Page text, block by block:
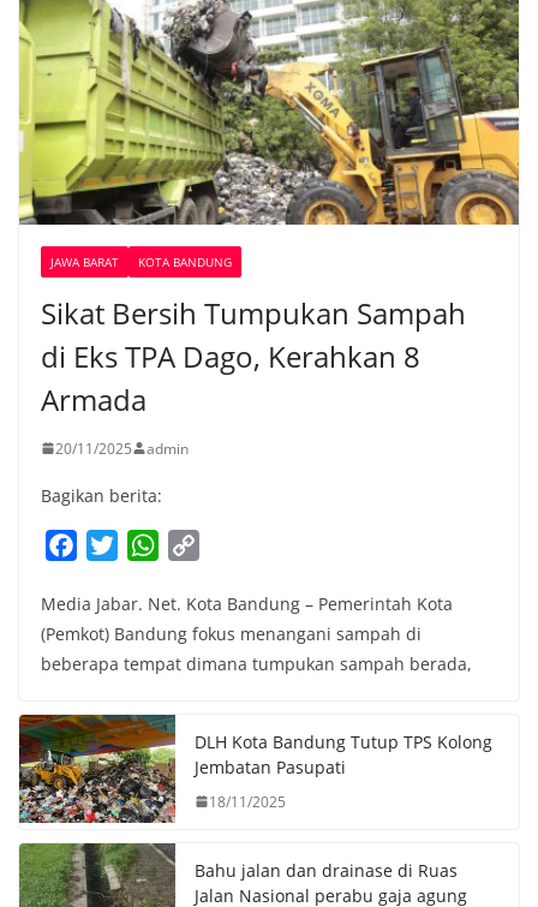
JAWA BARAT KOTA BANDUNG
Sikat Bersih Tumpukan Sampah
di Eks TPA Dago, Kerahkan 8
Armada
20/11/2025 admin
Bagikan berita:
c
e
b
o
k
i
t
t
r
W
a
t
s
p
p
p
y
L
n
k
Media Jabar. Net. Kota Bandung – Pemerintah Kota
(Pemkot) Bandung fokus menangani sampah di
beberapa tempat dimana tumpukan sampah berada,
DLH Kota Bandung Tutup TPS Kolong
Jembatan Pasupati
18/11/2025
Bahu jalan dan drainase di Ruas
Jalan Nasional perabu gaja agung